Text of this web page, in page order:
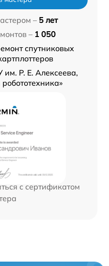
– 5 лет
– 1 050
спутниковых
им. Р. Е. Алексеева,
с сертификатом